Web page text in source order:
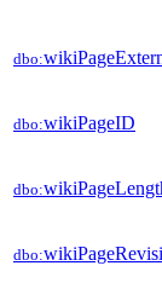
dbo:
dbo:wikiPageID
dbo:
dbo: